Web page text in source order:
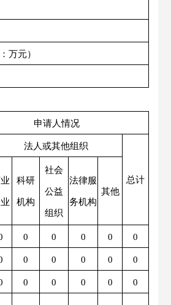
万元）
申请人情况
法人或其他组织
总计
科研
机构
社会
公益
组织
法律服
务机构
其他
0 0 0 0 0
0 0 0 0 0
0 0 0 0 0